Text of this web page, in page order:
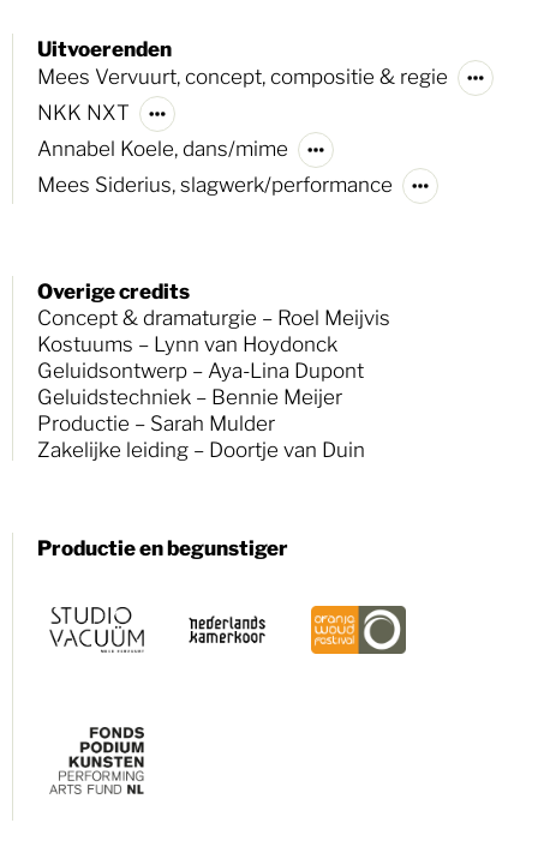
Uitvoerenden
Mees Vervuurt, concept, compositie & regie
NKK NXT
Annabel Koele, dans/mime
Mees Siderius, slagwerk/performance
Overige credits
Concept & dramaturgie – Roel Meijvis
Kostuums – Lynn van Hoydonck
Geluidsontwerp – Aya-Lina Dupont
Geluidstechniek – Bennie Meijer
Productie – Sarah Mulder
Zakelijke leiding – Doortje van Duin
Productie en begunstiger